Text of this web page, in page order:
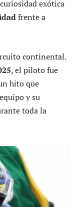
exótica
frente a
continental.
, el piloto fue
hito que
y su
toda la